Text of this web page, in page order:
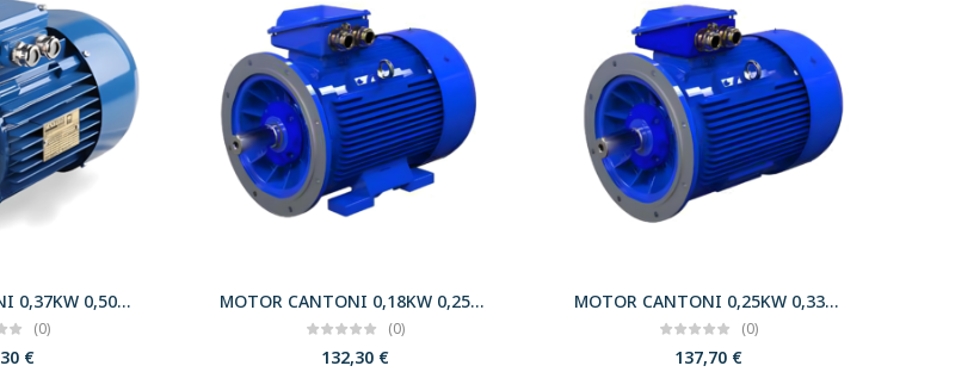
MOTOR CANTONI 0,37KW 0,50CV 3000 B14 T71 230/400 IE2
(0)
€
MOTOR CANTONI 0,18KW 0,25CV 3000 B35 T63 230/400 IE2
(0)
132,30 €
MOTOR CANTONI 0,25KW 0,33CV 3000 B5 T63 230/400 IE2
(0)
137,70 €